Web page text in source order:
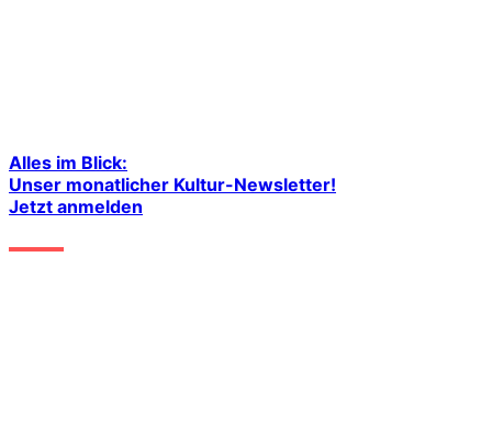
Alles im Blick:
Unser monatlicher Kultur-Newsletter!
Jetzt anmelden